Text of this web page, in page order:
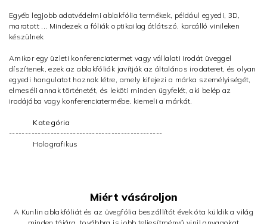
Egyéb legjobb adatvédelmi ablakfólia termékek, például egyedi, 3D,
maratott ... Mindezek a fóliák optikailag átlátszó, karcálló vinileken
készülnek
Amikor egy üzleti konferenciatermet vagy vállalati irodát üveggel
díszítenek, ezek az ablakfóliák javítják az általános irodateret, és olyan
egyedi hangulatot hoznak létre, amely kifejezi a márka személyiségét,
elmeséli annak történetét, és leköti minden ügyfelét, aki belép az
irodájába vagy konferenciatermébe. kiemeli a márkát.
Kategória
------------------------------------------------
Holografikus
Miért vásároljon
A Kunlin ablakfóliát és az üvegfólia beszállítót évek óta küldik a világ